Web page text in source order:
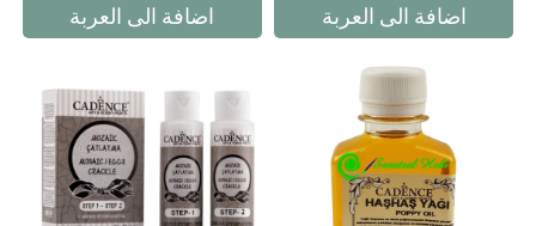
اضافة الى العربة اضافة الى العربة